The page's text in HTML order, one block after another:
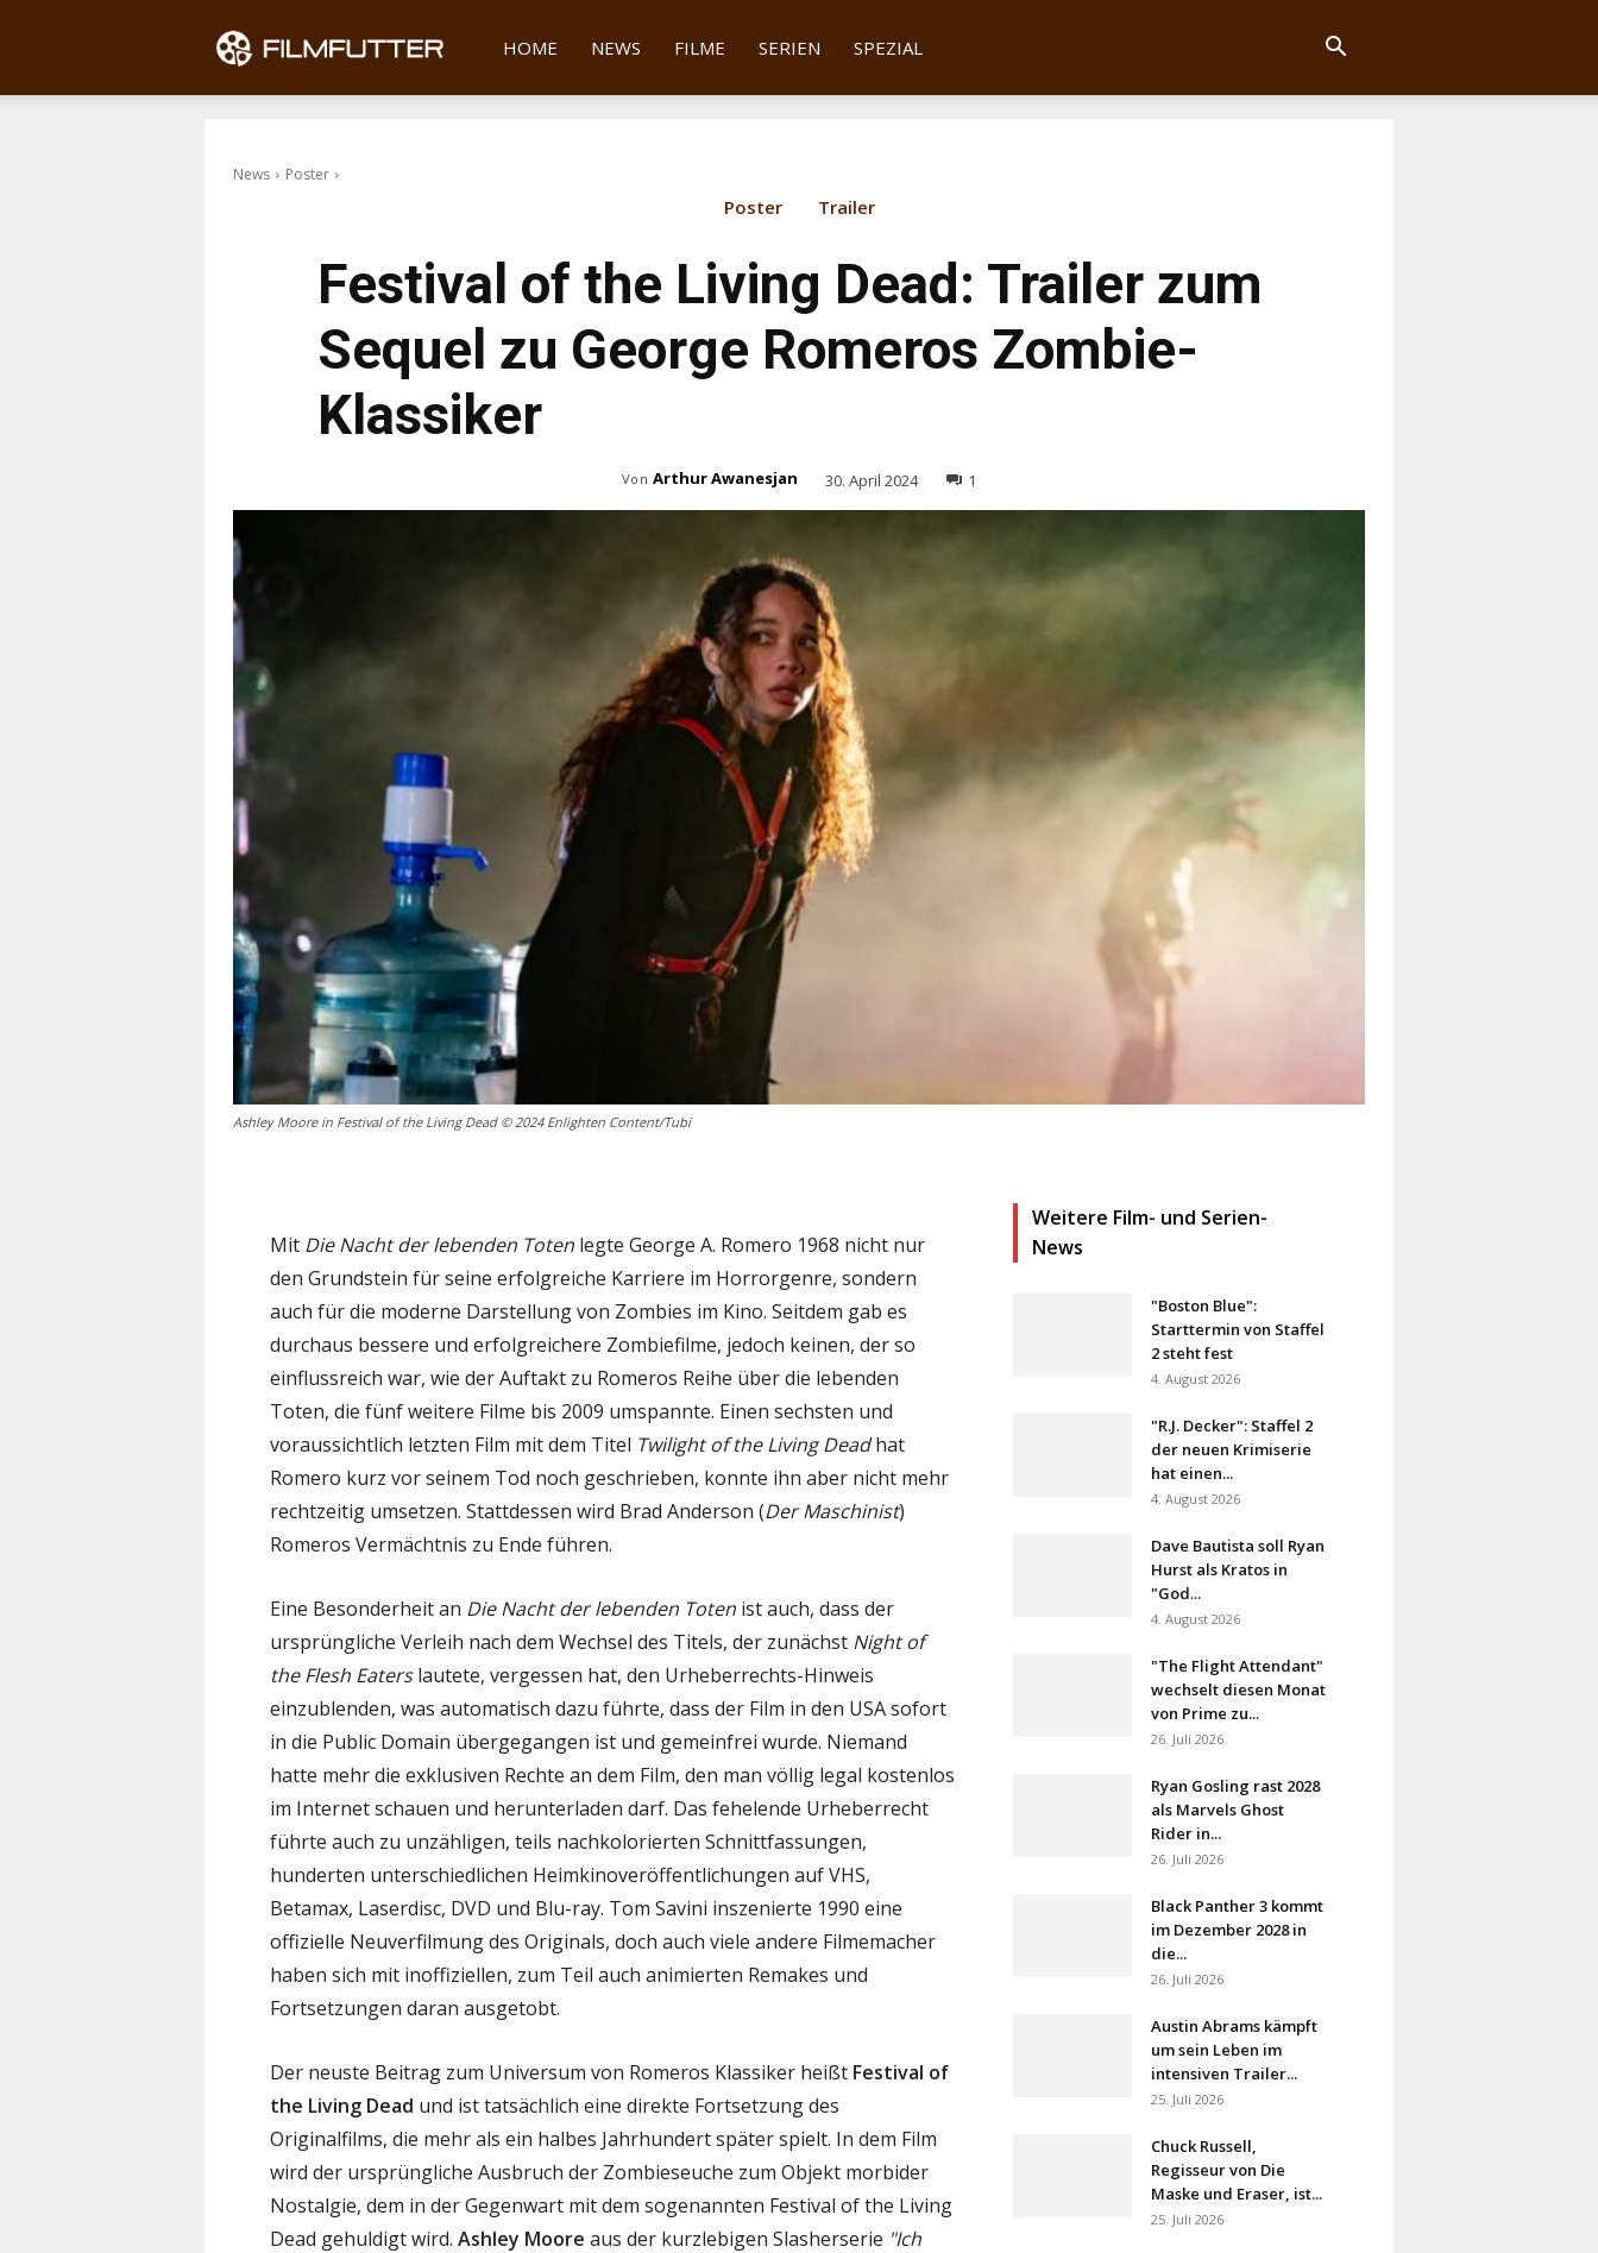
Filmfutter
HOME NEWS FILME SERIEN SPEZIAL
News Poster
Poster Trailer
Festival of the Living Dead: Trailer zum
Sequel zu George Romeros Zombie-
Klassiker
Von Arthur Awanesjan 30. April 2024 1
Ashley Moore in Festival of the Living Dead © 2024 Enlighten Content/Tubi
Mit Die Nacht der lebenden Toten legte George A. Romero 1968 nicht nur
den Grundstein für seine erfolgreiche Karriere im Horrorgenre, sondern
auch für die moderne Darstellung von Zombies im Kino. Seitdem gab es
durchaus bessere und erfolgreichere Zombiefilme, jedoch keinen, der so
einflussreich war, wie der Auftakt zu Romeros Reihe über die lebenden
Toten, die fünf weitere Filme bis 2009 umspannte. Einen sechsten und
voraussichtlich letzten Film mit dem Titel Twilight of the Living Deadhat
Romero kurz vor seinem Tod noch geschrieben, konnte ihn aber nicht mehr
rechtzeitig umsetzen. Stattdessen wird Brad Anderson (Der Maschinist)
Romeros Vermächtnis zu Ende führen.
Eine Besonderheit an Die Nacht der lebenden Toten ist auch, dass der
ursprüngliche Verleih nach dem Wechsel des Titels, der zunächst Night of
the Flesh Eaterslautete, vergessen hat, den Urheberrechts-Hinweis
einzublenden, was automatisch dazu führte, dass der Film in den USA sofort
in die Public Domain übergegangen ist und gemeinfrei wurde. Niemand
hatte mehr die exklusiven Rechte an dem Film, den man völlig legal kostenlos
im Internet schauen und herunterladen darf. Das fehelende Urheberrecht
führte auch zu unzähligen, teils nachkolorierten Schnittfassungen,
hunderten unterschiedlichen Heimkinoveröffentlichungen auf VHS,
Betamax, Laserdisc, DVD und Blu-ray. Tom Savini inszenierte 1990 eine
offizielle Neuverfilmung des Originals, doch auch viele andere Filmemacher
haben sich mit inoffiziellen, zum Teil auch animierten Remakes und
Fortsetzungen daran ausgetobt.
Der neuste Beitrag zum Universum von Romeros Klassiker heißt Festival of
the Living Dead und ist tatsächlich eine direkte Fortsetzung des
Originalfilms, die mehr als ein halbes Jahrhundert später spielt. In dem Film
wird der ursprüngliche Ausbruch der Zombieseuche zum Objekt morbider
Nostalgie, dem in der Gegenwart mit dem sogenannten Festival of the Living
Dead gehuldigt wird. Ashley Moore aus der kurzlebigen Slasherserie "Ich
Weitere Film- und Serien-
News
"Boston Blue":
Starttermin von Staffel
2 steht fest
4. August 2026
"R.J. Decker": Staffel 2
der neuen Krimiserie
hat einen...
4. August 2026
Dave Bautista soll Ryan
Hurst als Kratos in
"God...
4. August 2026
"The Flight Attendant"
wechselt diesen Monat
von Prime zu...
26. Juli 2026
Ryan Gosling rast 2028
als Marvels Ghost
Rider in...
26. Juli 2026
Black Panther 3 kommt
im Dezember 2028 in
die...
26. Juli 2026
Austin Abrams kämpft
um sein Leben im
intensiven Trailer...
25. Juli 2026
Chuck Russell,
Regisseur von Die
Maske und Eraser, ist...
25. Juli 2026